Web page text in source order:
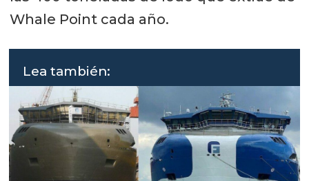
Whale Point cada año.
Lea también: